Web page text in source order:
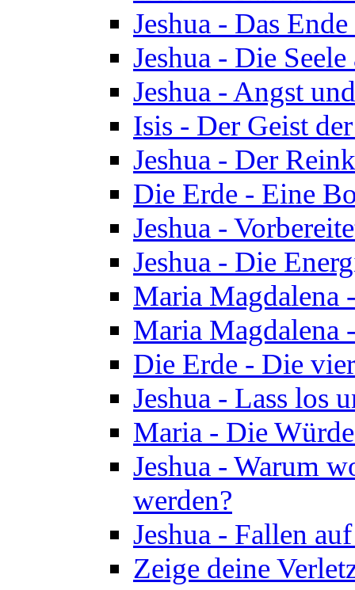
Jeshua - Das
Jeshua - Die
Jeshua - Angst
Isis - Der Geist
Jeshua - Der
Die Erde - Eine
Jeshua -
Jeshua - Die
Maria Magdalena
Maria Magdalena
Die Erde - Die
Jeshua - Lass los
Maria - Die
Jeshua - Warum
werden?
Jeshua - Fallen
Zeige deine